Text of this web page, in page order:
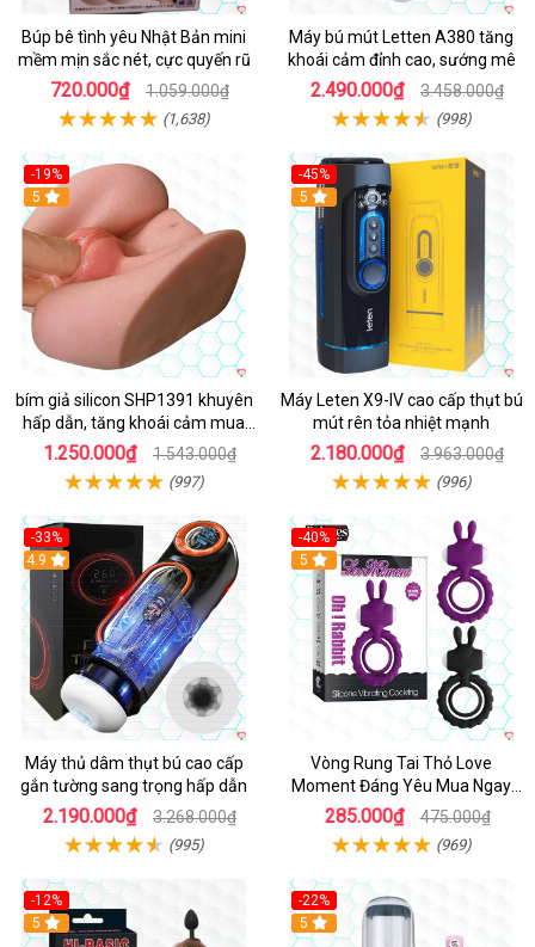
Búp bê tình yêu Nhật Bản mini
mềm mịn sắc nét, cực quyến rũ
720.000₫ 1.059.000₫
(1,638)
Máy bú mút Letten A380 tăng
khoái cảm đỉnh cao, sướng mê
2.490.000₫ 3.458.000₫
(998)
-19%
Hot
5
bím giả silicon SHP1391 khuyên
hấp dẫn, tăng khoái cảm mua
ngay
1.250.000₫ 1.543.000₫
(997)
-45%
Hot
5
Máy Leten X9-IV cao cấp thụt bú
mút rên tỏa nhiệt mạnh
2.180.000₫ 3.963.000₫
(996)
-33%
Hot
4.9
Máy thủ dâm thụt bú cao cấp
gắn tường sang trọng hấp dẫn
2.190.000₫ 3.268.000₫
(995)
-40%
5
Vòng Rung Tai Thỏ Love
Moment Đáng Yêu Mua Ngay
Giá Tốt
285.000₫ 475.000₫
(969)
-12%
Hot
5
-22%
5